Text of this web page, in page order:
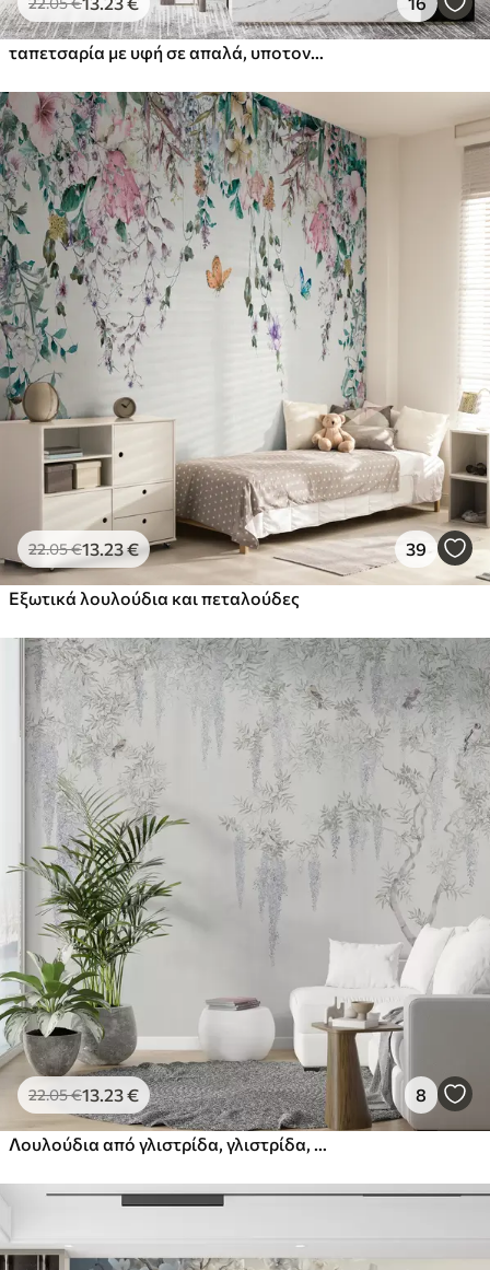
22.05€13 .23€ 39
Εξωτικά λουλούδια και πεταλούδες
22.05€13 .23€ 8